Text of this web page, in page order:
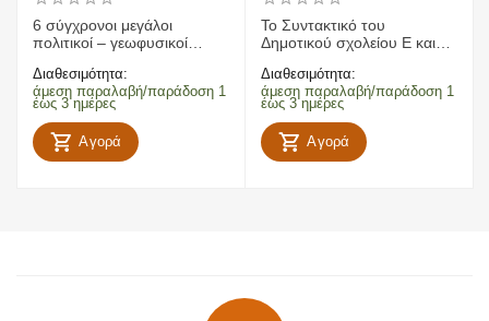
6 σύγχρονοι μεγάλοι
πολιτικοί – γεωφυσικοί
παγκόσμιος
Διαθεσιμότητα:
άμεση παραλαβή/παράδοση 1
έως 3 ημέρες
Αγορά
To Συντακτικό του
Δημοτικού σχολείου Ε και
Διαθεσιμότητα:
άμεση παραλαβή/παράδοση 1
έως 3 ημέρες
Αγορά